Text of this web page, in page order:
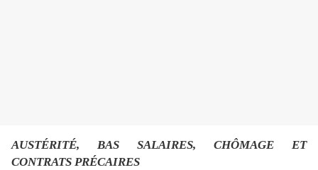
AUSTÉRITÉ, BAS SALAIRES, CHÔMAGE ET
CONTRATS PRÉCAIRES